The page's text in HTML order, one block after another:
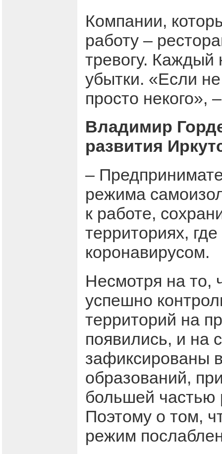
Компании,
работу –
тревогу. Каждый
убытки. «Если
просто некого»,
Владимир
развития
–
режима
к работе,
территориях,
коронавирусом.
Несмотря на то,
успешно
территорий на
появились, и на
зафиксированы
образований,
большей частью
Поэтому о том,
режим